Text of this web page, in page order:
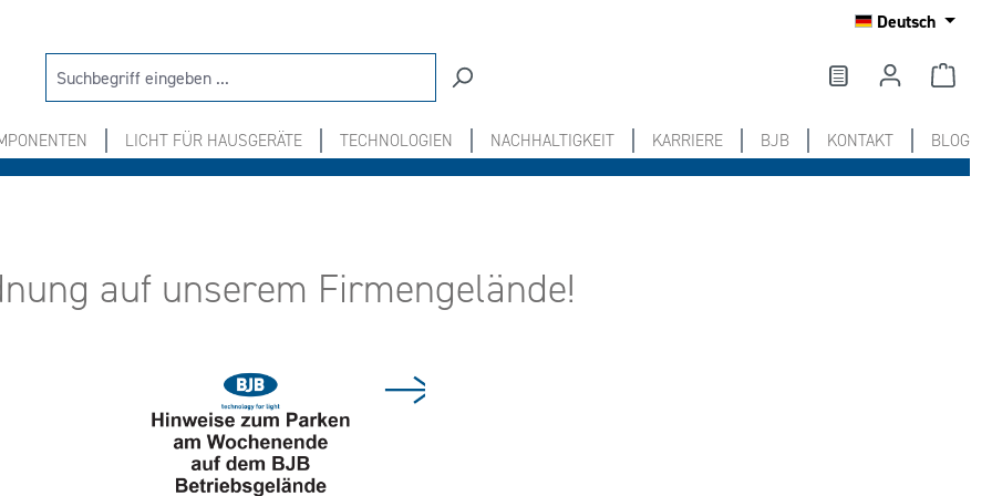
Deutsch
LICHT FÜR HAUSGERÄTE TECHNOLOGIEN NACHHALTIGKEIT KARRIERE BJB KONTAKT BLOG
auf unserem Firmengelände!